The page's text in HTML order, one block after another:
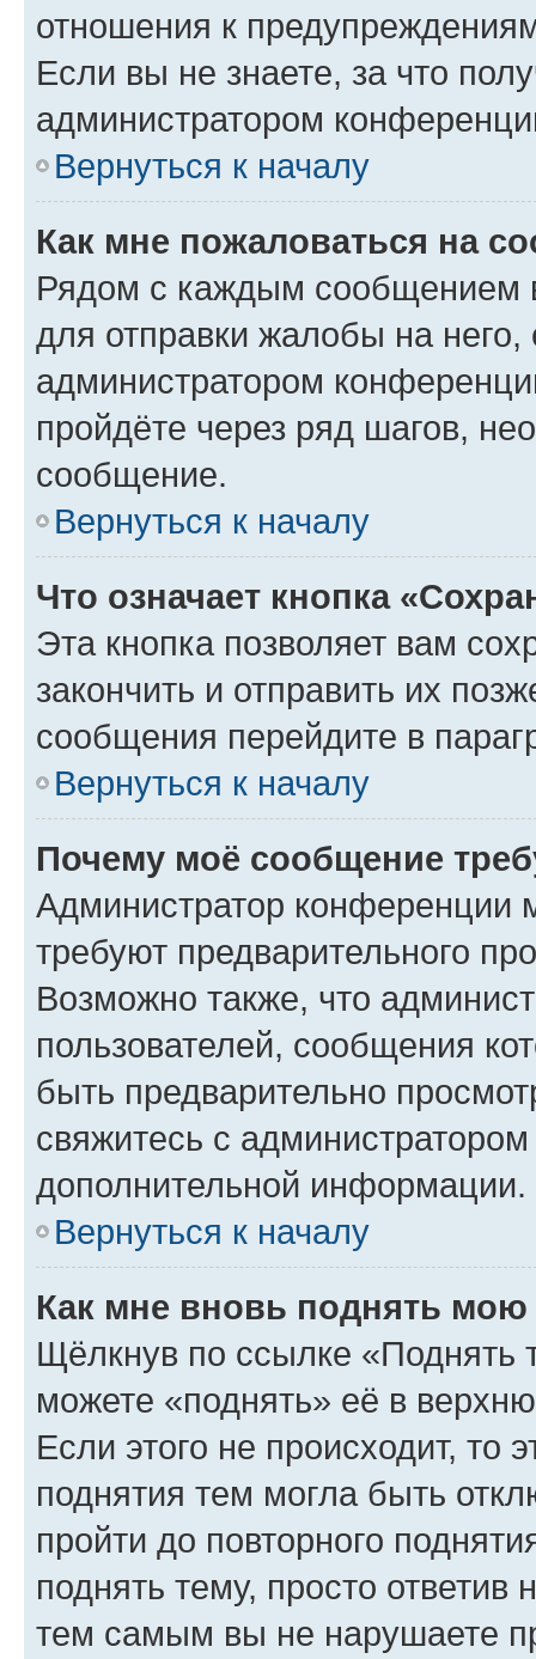
отношения к
Если вы не знаете, за что
администратором
Вернуться к началу
Как мне пожаловаться на
Рядом с каждым сообщением
для отправки жалобы на
администратором
пройдёте через ряд шагов,
сообщение.
Вернуться к началу
Что означает кнопка
Эта кнопка позволяет вам
закончить и отправить их
сообщения перейдите в
Вернуться к началу
Почему моё сообщение
Администратор конференции
требуют предварительного
Возможно также, что
пользователей, сообщения
быть предварительно
свяжитесь с
дополнительной информации.
Вернуться к началу
Как мне вновь поднять мою
Щёлкнув по ссылке «Поднять
можете «поднять» её в
Если этого не происходит, то
поднятия тем могла быть
пройти до повторного
поднять тему, просто ответив
тем самым вы не нарушаете